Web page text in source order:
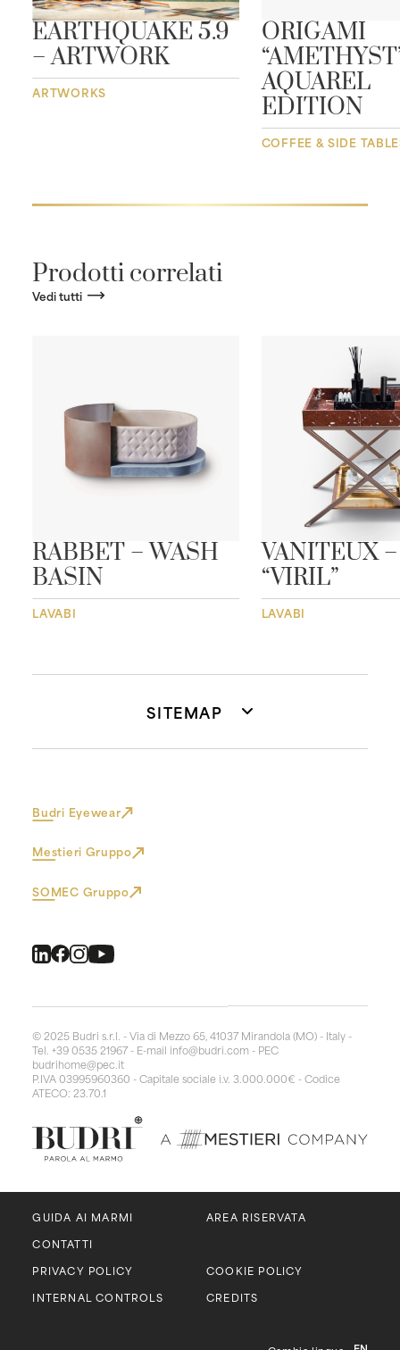
EARTHQUAKE 5.9
– ARTWORK
ARTWORKS
ORIGAMI
AQUAREL
EDITION
COFFEE & SIDE
Prodotti correlati
Vedi tutti
RABBET – WASH
BASIN
LAVABI
VANITEUX –
“VIRIL”
LAVABI
SITEMAP
Budri Eyewear
Mestieri Gruppo
SOMEC Gruppo
© 2025 Budri s.r.l. - Via di Mezzo 65, 41037 Mirandola (MO) - Italy -
Tel. +39 0535 21967 - E-mail info@budri.com - PEC
budrihome@pec.it
P.IVA 03995960360 - Capitale sociale i.v. 3.000.000€ - Codice
ATECO: 23.70.1
GUIDA AI MARMI
AREA RISERVATA
CONTATTI
PRIVACY POLICY
COOKIE POLICY
INTERNAL CONTROLS
CREDITS